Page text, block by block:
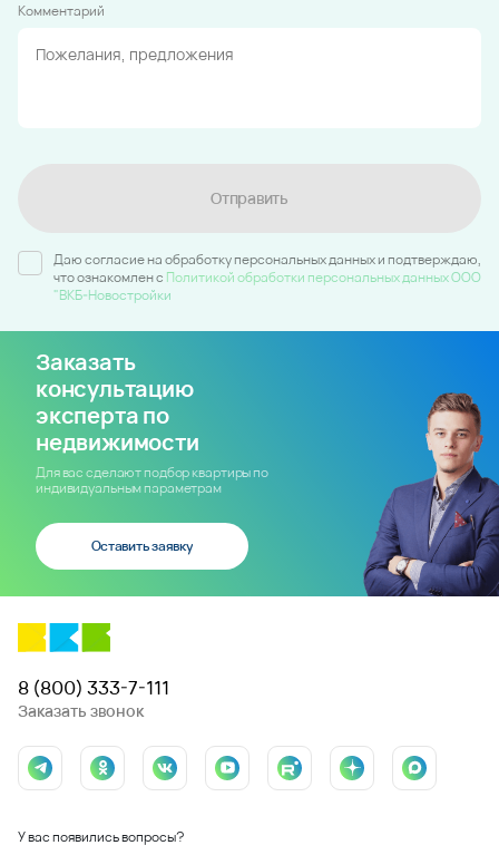
Комментарий
Отправить
Даю согласие на обработку персональных данных и подтверждаю,
что ознакомлен c Политикой обработки персональных данных ООО
"ВКБ-Новостройки
Заказать
консультацию
эксперта по
недвижимости
Для вас сделают подбор квартиры по
индивидуальным параметрам
Оставить заявку
8 (800) 333-7-111
Заказать звонок
У вас появились вопросы?